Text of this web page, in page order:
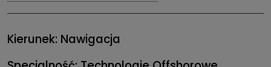
Kierunek: Nawigacja